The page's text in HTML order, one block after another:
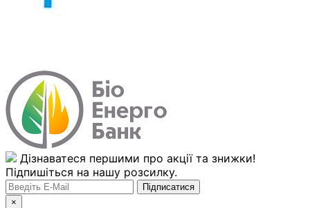
Дізнаватеся першими про акції та знижки!
Підпишіться на нашу розсилку.
×